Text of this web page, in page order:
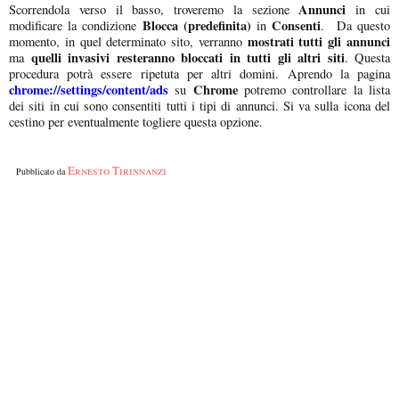
Scorrendola verso il basso, troveremo la sezioneAnnunci in cui
modificare la condizione Blocca (predefinita)in Consenti. Da questo
momento, in quel determinato sito, verrannomostrati tutti gli annunci
ma quelli invasivi resteranno bloccati in tutti gli altri siti. Questa
procedura potrà essere ripetuta per altri domini. Aprendo la pagina
chrome://settings/content/ads su Chromepotremo controllare la lista
dei siti in cui sono consentiti tutti i tipi di annunci. Si va sulla icona del
cestino per eventualmente togliere questa opzione.
Pubblicato daErnesto Tirinnanzi